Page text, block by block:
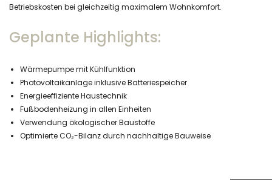
Betriebskosten bei gleichzeitig maximalem Wohnkomfort.
Geplante Highlights:
Wärmepumpe mit Kühlfunktion
Photovoltaikanlage inklusive Batteriespeicher
Energieeffiziente Haustechnik
Fußbodenheizung in allen Einheiten
Verwendung ökologischer Baustoffe
Optimierte CO₂-Bilanz durch nachhaltige Bauweise